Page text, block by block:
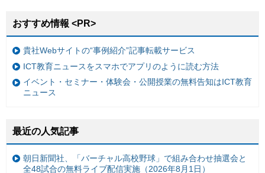
おすすめ情報 <PR>
貴社Webサイトの“事例紹介”記事転載サービス
ICT教育ニュースをスマホでアプリのように読む方法
イベント・セミナー・体験会・公開授業の無料告知はICT教育
ニュース
最近の人気記事
朝日新聞社、「バーチャル高校野球」で組み合わせ抽選会と
全48試合の無料ライブ配信実施（2026年8月1日）